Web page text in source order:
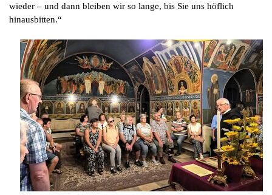
wieder – und dann bleiben wir so lange, bis Sie uns höflich
hinausbitten.“